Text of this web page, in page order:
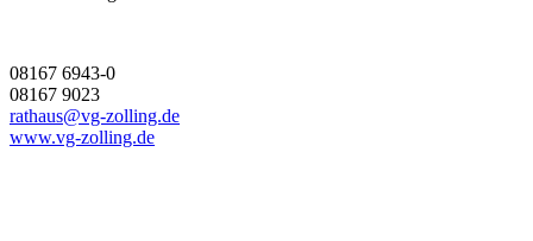
08167 6943-0
08167 9023
rathaus@vg-zolling.de
www.vg-zolling.de